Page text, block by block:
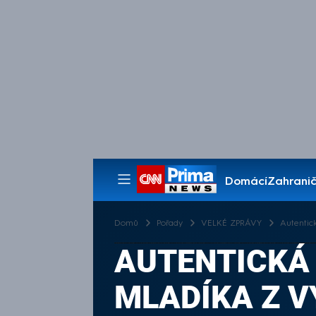
Domácí
Pořady
Domů Pořady VELKÉ ZPRÁVY
AUTENTICKÁ
MLADÍKA Z